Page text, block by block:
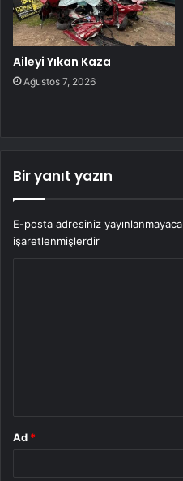
Aileyi Yıkan Kaza
Ağustos 7, 2026
Bir yanıt yazın
E-posta adresiniz
işaretlenmişlerdir
Ad *